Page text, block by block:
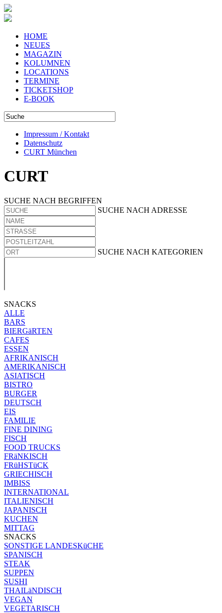
HOME
NEUES
MAGAZIN
KOLUMNEN
LOCATIONS
TERMINE
TICKETSHOP
E-BOOK
Impressum / Kontakt
Datenschutz
CURT München
CURT
SUCHE NACH BEGRIFFEN
SUCHE NACH ADRESSE
SUCHE NACH KATEGORIEN
SNACKS
ALLE
BARS
BIERGäRTEN
CAFES
ESSEN
AFRIKANISCH
AMERIKANISCH
ASIATISCH
BISTRO
BURGER
DEUTSCH
EIS
FAMILIE
FINE DINING
FISCH
FOOD TRUCKS
FRäNKISCH
FRüHSTüCK
GRIECHISCH
IMBISS
INTERNATIONAL
ITALIENISCH
JAPANISCH
KUCHEN
MITTAG
SNACKS
SONSTIGE LANDESKüCHE
SPANISCH
STEAK
SUPPEN
SUSHI
THAILäNDISCH
VEGAN
VEGETARISCH